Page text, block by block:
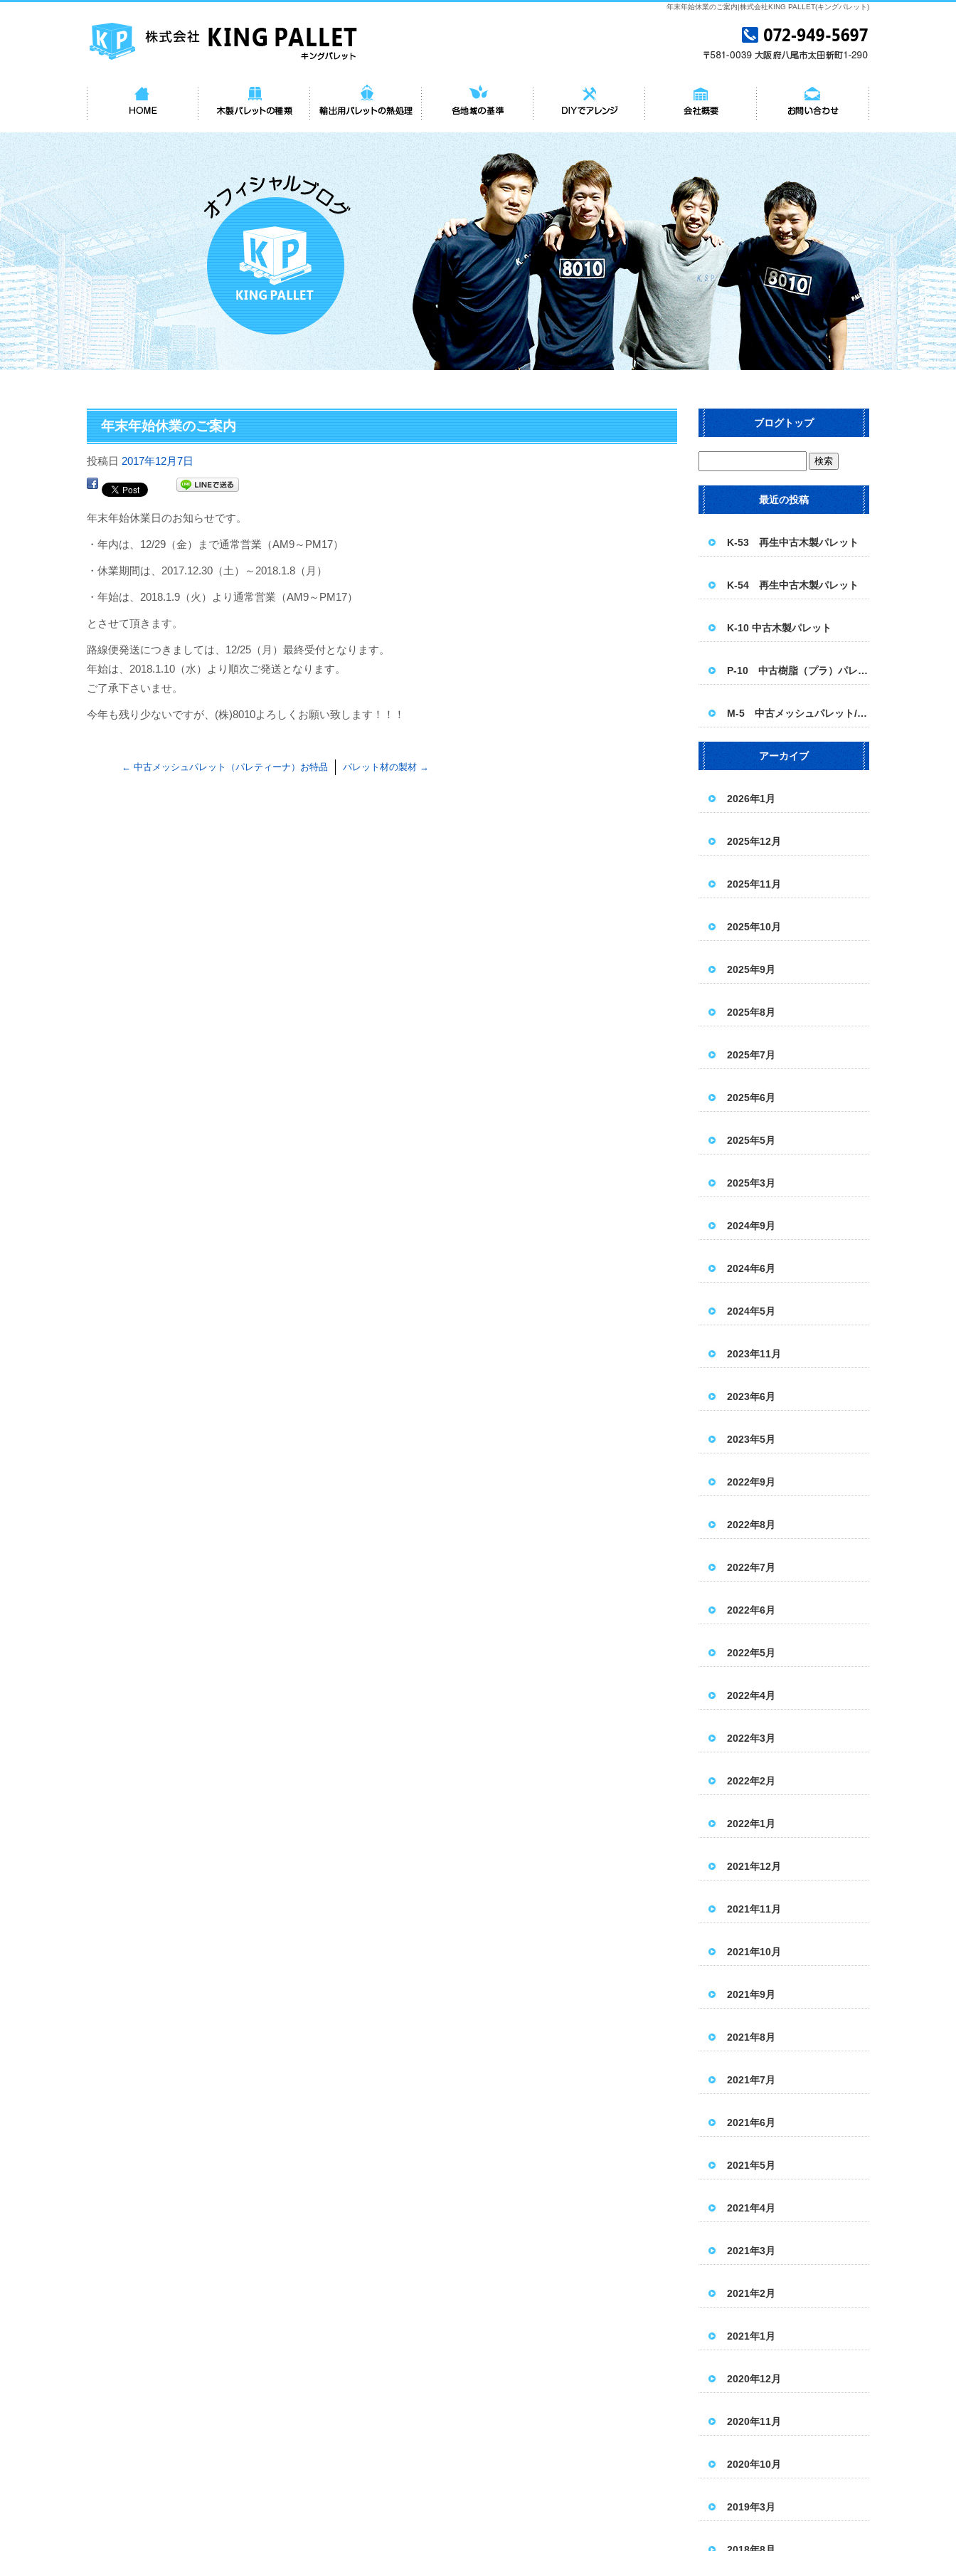
年末年始休業のご案内|株式会社KING PALLET(キングパレット)
年末年始休業のご案内
投稿日 2017年12月7日
年末年始休業日のお知らせです。
・年内は、12/29（金）まで通常営業（AM9～PM17）
・休業期間は、2017.12.30（土）～2018.1.8（月）
・年始は、2018.1.9（火）より通常営業（AM9～PM17）
とさせて頂きます。
路線便発送につきましては、12/25（月）最終受付となります。
年始は、2018.1.10（水）より順次ご発送となります。
ご了承下さいませ。
今年も残り少ないですが、(株)8010よろしくお願い致します！！！
← 中古メッシュパレット（パレティーナ）お特品 パレット材の製材 →
ブログトップ
最近の投稿
K-53 再生中古木製パレット
K-54 再生中古木製パレット
K-10 中古木製パレット
P-10 中古樹脂（プラ）パレット 1100×1100
M-5 中古メッシュパレット/パレティーナ＜ハーフ＞
アーカイブ
2026年1月
2025年12月
2025年11月
2025年10月
2025年9月
2025年8月
2025年7月
2025年6月
2025年5月
2025年3月
2024年9月
2024年6月
2024年5月
2023年11月
2023年6月
2023年5月
2022年9月
2022年8月
2022年7月
2022年6月
2022年5月
2022年4月
2022年3月
2022年2月
2022年1月
2021年12月
2021年11月
2021年10月
2021年9月
2021年8月
2021年7月
2021年6月
2021年5月
2021年4月
2021年3月
2021年2月
2021年1月
2020年12月
2020年11月
2020年10月
2019年3月